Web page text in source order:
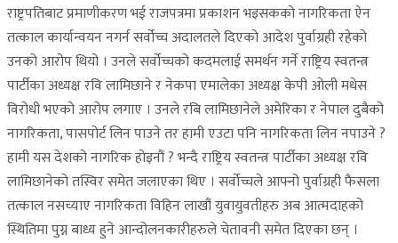
राष्ट्रपतिबाट प्रमाणीकरण भई राजपत्रमा प्रकाशन भइसकको नागरिकता ऐन
तत्काल कार्यान्वयन नगर्न सर्वोच्च अदालतले दिएको आदेश पुर्वाग्रही रहेको
उनको आरोप थियो । उनले सर्वोच्चको कदमलाई समर्थन गर्ने राष्ट्रिय स्वतन्त्र
पार्टीका अध्यक्ष रवि लामिछाने र नेकपा एमालेका अध्यक्ष केपी ओली मधेस
विरोधी भएको आरोप लगाए । उनले रबि लामिछानेले अमेरिका र नेपाल दुबैको
नागरिकता, पासपोर्ट लिन पाउने तर हामी एउटा पनि नागरिकता लिन नपाउने ?
हामी यस देशको नागरिक होइनौं ? भन्दै राष्ट्रिय स्वतन्त्र पार्टीका अध्यक्ष रवि
लामिछानेको तस्विर समेत जलाएका थिए । सर्वोच्चले आफ्नो पुर्वाग्रही फैसला
तत्काल नसच्याए नागरिकता विहिन लाखौं युवायुवतीहरु अब आत्मदाहको
स्थितिमा पुग्न बाध्य हुने आन्दोलनकारीहरुले चेतावनी समेत दिएका छन् ।